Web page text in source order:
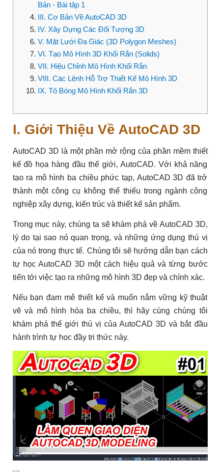
Bản - Bài tập 1
III. Cơ Bản Về AutoCAD 3D
IV. Xây Dựng Các Đối Tượng 3D
V. Mặt Lưới Đa Giác (3D Polygon Meshes)
VI. Tạo Mô Hình 3D Khối Rắn (Solids)
VII. Hiệu Chỉnh Mô Hình Khối Rắn
VIII. Các Lệnh Hỗ Trợ Thiết Kế Mô Hình 3D
IX. Tô Bóng Mô Hình Khối Rắn 3D
I. Giới Thiệu Về AutoCAD 3D
AutoCAD 3D là một phần mở rộng của phần mềm thiết
kế đồ họa hàng đầu thế giới, AutoCAD. Với khả năng
tạo ra mô hình ba chiều phức tạp, AutoCAD 3D đã trở
thành một công cụ không thể thiếu trong ngành công
nghiệp xây dựng, kiến trúc và thiết kế sản phẩm.
Trong mục này, chúng ta sẽ khám phá về AutoCAD 3D,
lý do tại sao nó quan trọng, và những ứng dụng thú vị
của nó trong thực tế. Chúng tôi sẽ hướng dẫn bạn cách
tự học AutoCAD 3D một cách hiệu quả và từng bước
tiến tới việc tạo ra những mô hình 3D đẹp và chính xác.
Nếu bạn đam mê thiết kế và muốn nắm vững kỹ thuật
vẽ và mô hình hóa ba chiều, thì hãy cùng chúng tôi
khám phá thế giới thú vị của AutoCAD 3D và bắt đầu
hành trình tự học đầy tri thức này.